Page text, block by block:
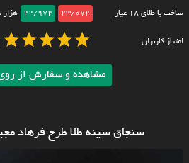
ساخت با طلای ۱۸ عیار 23/072
22/972 هزار
امتیاز کاربران
مشاهده و سفارش از روی
سنجاق سینه طلا طرح فرهاد